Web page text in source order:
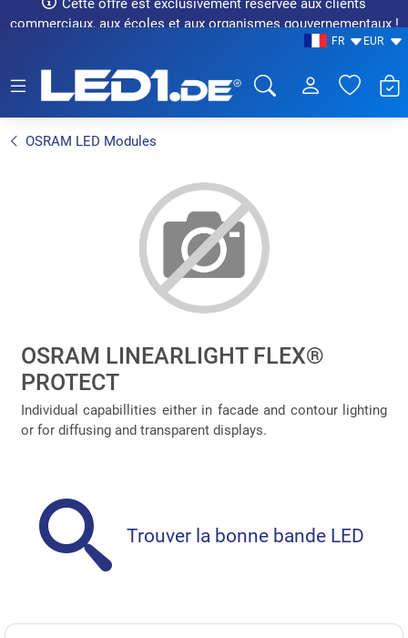
Cette offre est exclusivement réservée aux clients
commerciaux, aux écoles et aux organismes gouvernementaux !
FR EUR
OSRAM LED Modules
OSRAM LINEARLIGHT FLEX®
PROTECT
Individual capabillities either in facade and contour lighting
or for diffusing and transparent displays.
Trouver la bonne bande LED